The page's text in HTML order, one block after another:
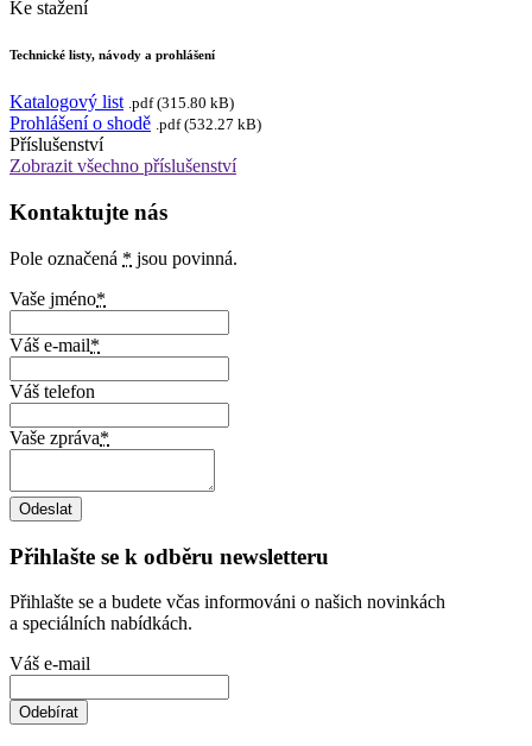
Ke stažení
Technické listy, návody a prohlášení
Katalogový list .pdf (315.80 kB)
Prohlášení o shodě .pdf (532.27 kB)
Příslušenství
Zobrazit všechno příslušenství
Kontaktujte nás
Pole označená * jsou povinná.
Vaše jméno*
Váš e-mail*
Váš telefon
Vaše zpráva*
Přihlašte se k odběru newsletteru
Přihlašte se a budete včas informováni o našich novinkách
a speciálních nabídkách.
Váš e-mail